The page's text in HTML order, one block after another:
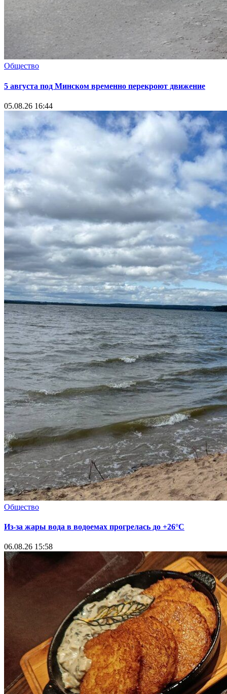
Общество
5 августа под Минском временно перекроют движение
05.08.26 16:44
Общество
Из-за жары вода в водоемах прогрелась до +26°C
06.08.26 15:58